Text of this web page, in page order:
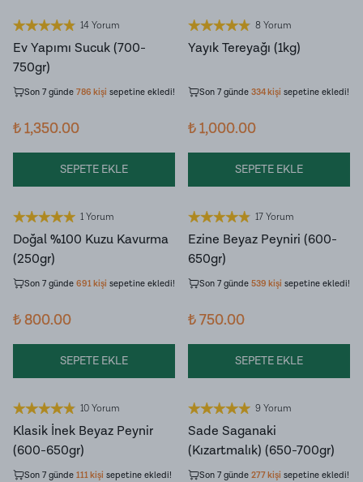
14 Yorum
Ev Yapımı Sucuk (700-
750gr)
Son 7 günde
inceledi!
Son 7 günde 786 kişi sepetine ekledi!
₺ 1,350.00
SEPETE EKLE
8 Yorum
Yayık Tereyağı (1kg)
Son 7 günde 334kişi sepetine ekledi!
₺ 1,000.00
SEPETE EKLE
1 Yorum
Doğal %100 Kuzu Kavurma
(250gr)
Son 7 günde
inceledi!
Son 7 günde 691kişi sepetine ekledi!
₺ 800.00
SEPETE EKLE
17 Yorum
Ezine Beyaz Peyniri (600-
650gr)
Son 7 günde
inceledi!
Son 7 günde 539 kişi sepetine ekledi!
₺ 750.00
SEPETE EKLE
10 Yorum
Klasik İnek Beyaz Peynir
(600-650gr)
Son 7 günde 2.138
Son 7 günde 111kişi sepetine ekledi!
9 Yorum
Sade Saganaki
(Kızartmalık) (650-700gr)
Son 7 günde 5.334kişi
ürünü
inceledi!
Son 7 günde 277kişi sepetine ekledi!